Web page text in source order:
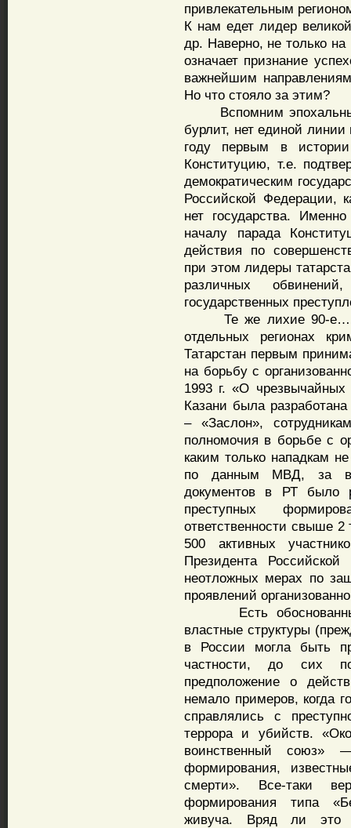
привлекательным
К нам едет лидер
др. Наверно, не только
означает признание
важнейшим
Но что стояло за этим?
Вспомним
бурлит, нет единой линии
году первым в
Конституцию, т.е.
демократическим
Российской Федерации,
нет государства.
началу парада
действия по
при этом лидеры
различных
государственных
Те же лихие 90-е….
отдельных регионах
Татарстан первым
на борьбу с
1993 г. «О
Казани была
– «Заслон»,
полномочия в борьбе с
каким только нападкам
по данным МВД, за
документов в РТ было
преступных
ответственности свыше
500 активных
Президента
неотложных мерах по
проявлений
Есть обоснованные
властные структуры
в России могла быть
частности, до сих
предположение о
немало примеров, когда
справлялись с
террора и убийств.
воинственный союз»
формирования,
смерти». Все-таки
формирования типа
живуча. Вряд ли это